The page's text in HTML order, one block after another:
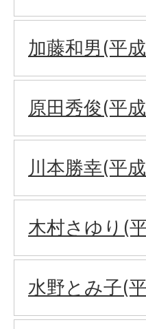
加藤和男(平
原田秀俊(平
川本勝幸(平
木村さゆり(
水野とみ子(